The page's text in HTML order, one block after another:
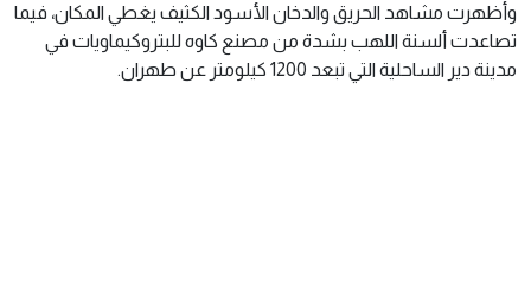
وأظهرت مشاهد الحريق والدخان الأسود الكثيف يغطي المكان، فيما
تصاعدت ألسنة اللهب بشدة من مصنع كاوه للبتروكيماويات في
مدينة دير الساحلية التي تبعد 1200 كيلومتر عن طهران.